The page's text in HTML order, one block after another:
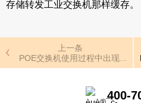
存储转发工业交换机那样缓存。
上一条
POE交换机使用过程中出现不稳
400-